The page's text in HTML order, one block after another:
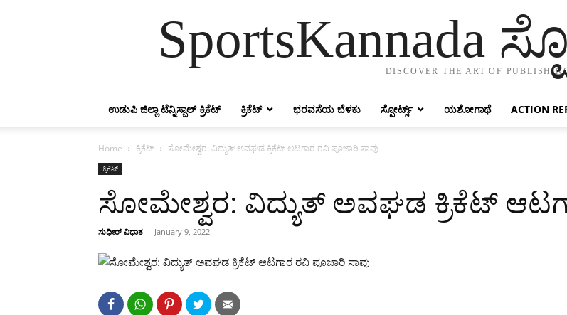
SportsKannada
DISCOVER THE ART OF
ಉಡುಪಿ ಜಿಲ್ಲಾ ಟೆನ್ನಿಸ್ಬಾಲ್ ಕ್ರಿಕೆಟ್ ಕ್ರಿಕೆಟ್ ಭರವಸೆಯ ಬೆಳಕು ಸ್ಪೋರ್ಟ್ಸ್ ಯಶೋಗಾಥೆ ACTION
Home ಕ್ರಿಕೆಟ್ ಸೋಮೇಶ್ವರ: ವಿದ್ಯುತ್ ಅವಘಡ ಕ್ರಿಕೆಟ್ ಆಟಗಾರ ರವಿ ಪೂಜಾರಿ ಸಾವು
ಕ್ರಿಕೆಟ್
ಸೋಮೇಶ್ವರ: ವಿದ್ಯುತ್ ಅವಘಡ ಕ್ರಿಕೆಟ್
ಸುಧೀರ್ ವಿಧಾತ - January 9, 2022